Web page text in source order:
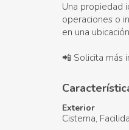
Una propiedad
operaciones o
en una
📲 Solicita más
Exterior
Cisterna